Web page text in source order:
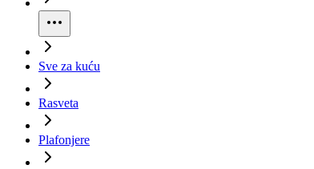
Sve za kuću
Rasveta
Plafonjere